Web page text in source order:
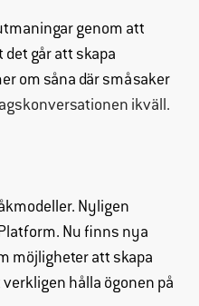
genom att
går att skapa
om såna där småsaker
ikväll.
Nyligen
Nu finns nya
möjligheter att skapa
hålla ögonen på